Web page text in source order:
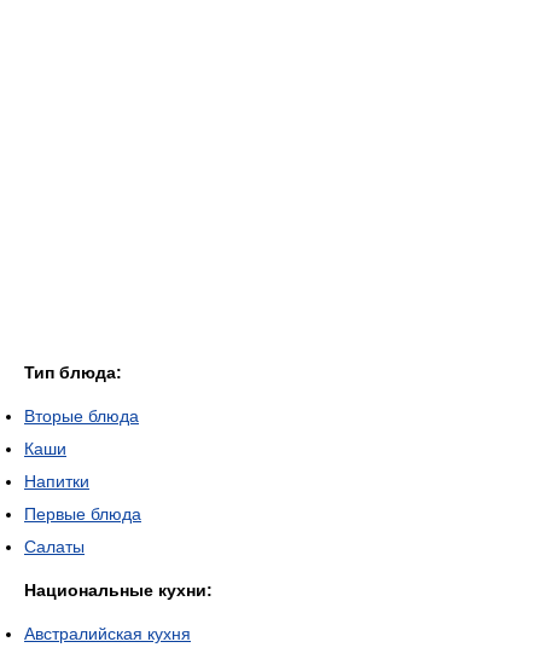
Тип блюда:
Вторые блюда
Каши
Напитки
Первые блюда
Салаты
Национальные кухни:
Австралийская кухня